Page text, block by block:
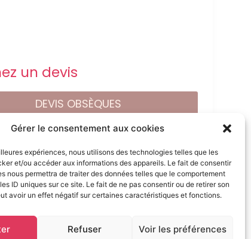
Gérer le consentement aux cookies
expériences, nous utilisons des technologies telles que les
et/ou accéder aux informations des appareils. Le fait de consentir
nous permettra de traiter des données telles que le comportement
ID uniques sur ce site. Le fait de ne pas consentir ou de retirer son
avoir un effet négatif sur certaines caractéristiques et fonctions.
Refuser Voir les préférences
un devis
DEVIS OBSÈQUES
DEVIS MARBRERIE